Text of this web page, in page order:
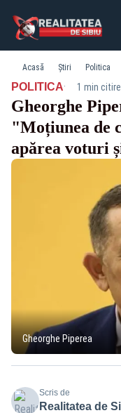
Acasă Știri Politica
POLITICA· 1 min citire
Gheorghe
"Moțiunea de
apărea voturi
Gheorghe Piperea
Scris de
Realitatea de